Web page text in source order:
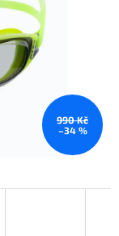
990 Kč
–34 %